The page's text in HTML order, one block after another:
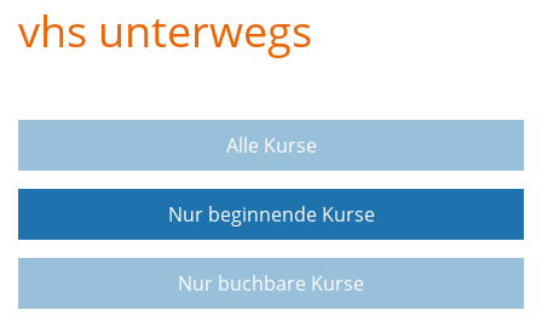
vhs unterwegs
Alle Kurse
Nur beginnende Kurse
Nur buchbare Kurse